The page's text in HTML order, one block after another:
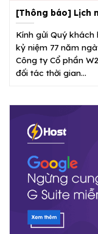
[Thông báo] Lịch
Kính gửi Quý
kỷ niệm 77 năm
Công ty Cổ phần
đối tác thời gian...